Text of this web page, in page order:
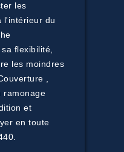
les
l'intérieur du
flexibilité,
les moindres
,
ramonage
et
en toute